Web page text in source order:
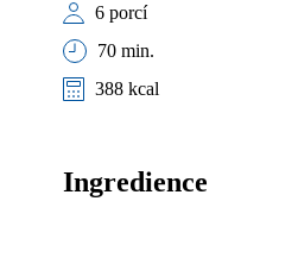
6 porcí
70 min.
388 kcal
Ingredience